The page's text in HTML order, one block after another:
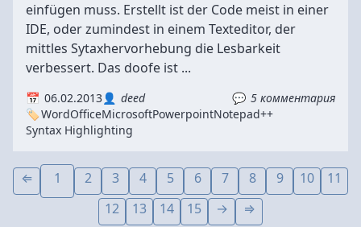
einfügen muss. Erstellt ist der Code meist in einer
IDE, oder zumindest in einem Texteditor, der
mittles Sytaxhervorhebung die Lesbarkeit
verbessert. Das doofe ist ...
06.02.2013 deed
5 комментария
WordOfficeMicrosoftPowerpointNotepad++
Syntax Highlighting
1 2 3 4 5 6 7 8 9 10
11
12
13 14 15